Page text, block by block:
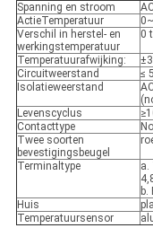
Spanning en stroom
ActieTemperatuur
Verschil in herstel- en
werkingstemperatuur
0
Temperatuurafwijking:
Circuitweerstand
≤
Isolatieweerstand
Levenscyclus
Contacttype
Twee soorten
bevestigingsbeugel
Terminaltype
a.
b.
Huis
Temperatuursensor